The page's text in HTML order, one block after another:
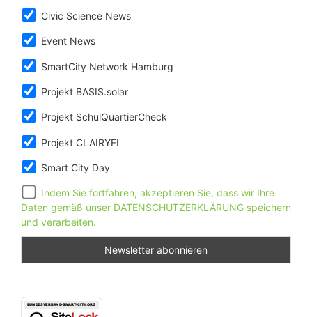
Civic Science News
Event News
SmartCity Network Hamburg
Projekt BASIS.solar
Projekt SchulQuartierCheck
Projekt CLAIRYFI
Smart City Day
Indem Sie fortfahren, akzeptieren Sie, dass wir Ihre
Daten gemäß unser DATENSCHUTZERKLÄRUNG speichern
und verarbeiten.